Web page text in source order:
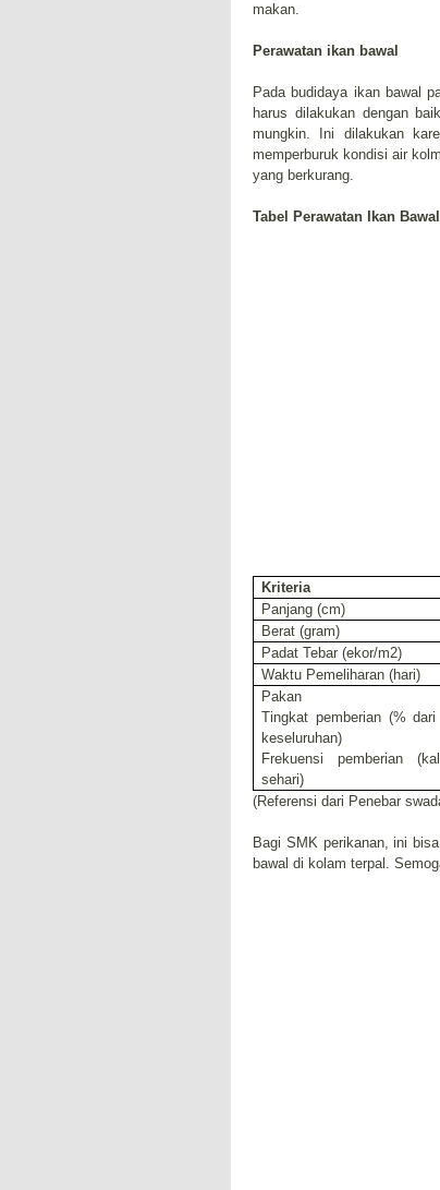
makan.
Perawatan ikan bawal
Pada budidaya ikan bawal
harus dilakukan dengan
mungkin. Ini dilakukan
memperburuk kondisi air
yang berkurang.
Tabel Perawatan Ikan
Kriteria
Panjang (cm)
Berat (gram)
Padat Tebar (ekor/m2)
Waktu Pemeliharan (hari)
Pakan
Tingkat pemberian (%
keseluruhan)
Frekuensi pemberian
sehari)
(Referensi dari Penebar
Bagi SMK perikanan, ini
bawal di kolam terpal.